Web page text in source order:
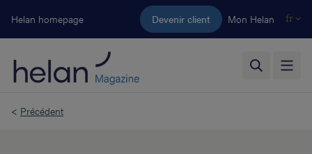
Aller au contenu principal
Helan homepage Devenir client Mon Helan fr
< Précédent